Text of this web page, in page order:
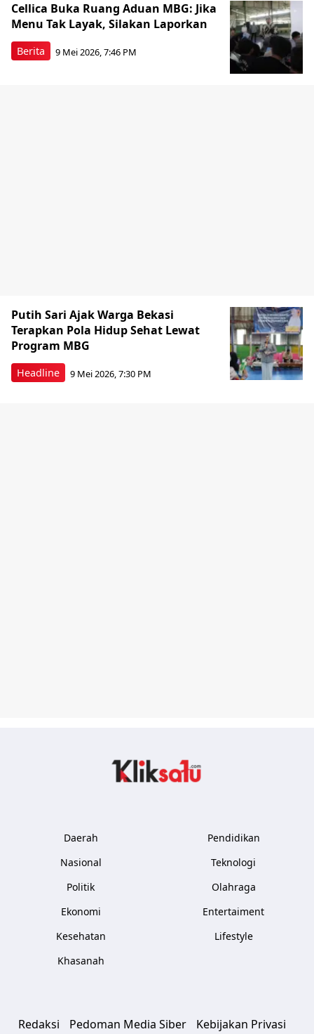
Berita
Cellica Buka Ruang Aduan MBG: Jika
Menu Tak Layak, Silakan Laporkan
9 Mei 2026, 7:46 PM
Headline
Putih Sari Ajak Warga Bekasi
Terapkan Pola Hidup Sehat Lewat
Program MBG
9 Mei 2026, 7:30 PM
Daerah
Nasional
Politik
Ekonomi
Kesehatan
Khasanah
Pendidikan
Teknologi
Olahraga
Entertaiment
Lifestyle
Redaksi Pedoman Media Siber Kebijakan Privasi